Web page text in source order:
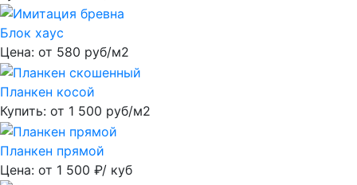
Блок хаус
Цена: от 580 руб/м2
Планкен косой
Купить: от 1 500 руб/м2
Планкен прямой
Цена: от 1 500 ₽/ куб